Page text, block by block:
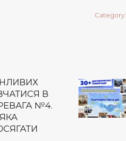
Category:
В
№4.